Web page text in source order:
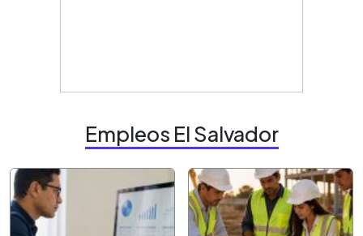
Empleos El Salvador